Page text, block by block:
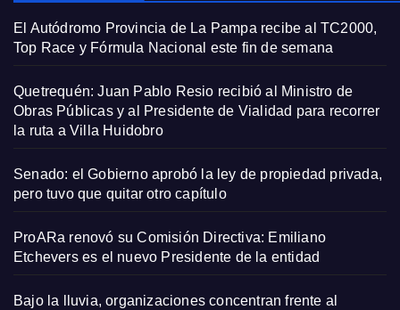
El Autódromo Provincia de La Pampa recibe al TC2000,
Top Race y Fórmula Nacional este fin de semana
Quetrequén: Juan Pablo Resio recibió al Ministro de
Obras Públicas y al Presidente de Vialidad para recorrer
la ruta a Villa Huidobro
Senado: el Gobierno aprobó la ley de propiedad privada,
pero tuvo que quitar otro capítulo
ProARa renovó su Comisión Directiva: Emiliano
Etchevers es el nuevo Presidente de la entidad
Bajo la lluvia, organizaciones concentran frente al